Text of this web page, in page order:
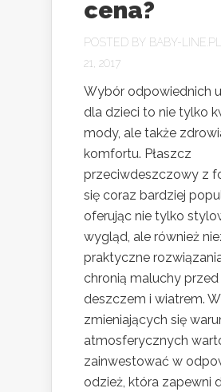
cena?
POSTED BY BABY-LINE.PL
21, 2017
Wybór odpowiednich
dla dzieci to nie tylko
mody, ale także
komfortu. Płaszcz
przeciwdeszczowy z
się coraz bardziej
oferując nie tylko
wygląd, ale również
praktyczne
chronią maluchy przed
deszczem i wiatrem.
zmieniających się
atmosferycznych
zainwestować w
odzież, która zapewni